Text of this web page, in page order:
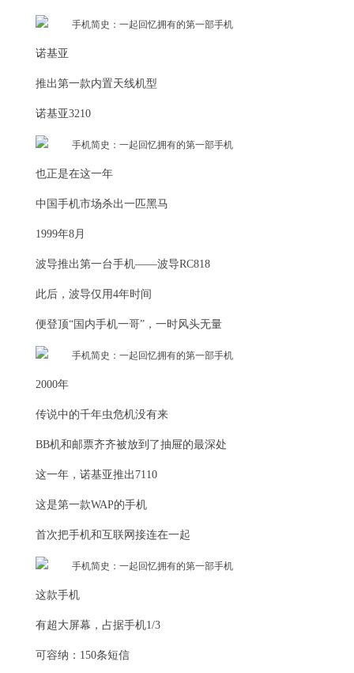
诺基亚
推出第一款内置天线机型
诺基亚3210
也正是在这一年
中国手机市场杀出一匹黑马
1999年8月
波导推出第一台手机——波导RC818
此后，波导仅用4年时间
便登顶“国内手机一哥”，一时风头无量
2000年
传说中的千年虫危机没有来
BB机和邮票齐齐被放到了抽屉的最深处
这一年，诺基亚推出7110
这是第一款WAP的手机
首次把手机和互联网接连在一起
这款手机
有超大屏幕，占据手机1/3
可容纳：150条短信